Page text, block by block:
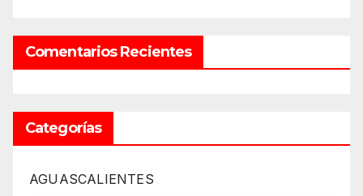
Comentarios Recientes
Categorías
AGUASCALIENTES